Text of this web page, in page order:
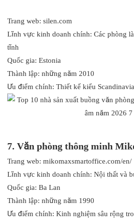
Trang web: silen.com
Lĩnh vực kinh doanh chính: Các phòng
tĩnh
Quốc gia: Estonia
Thành lập: những năm 2010
Ưu điểm chính: Thiết kế kiểu
7. Văn phòng thông minh
Trang web: mikomaxsmartoffice.com/en/
Lĩnh vực kinh doanh chính: Nội thất và
Quốc gia: Ba Lan
Thành lập: những năm 1990
Ưu điểm chính: Kinh nghiệm sâu rộng